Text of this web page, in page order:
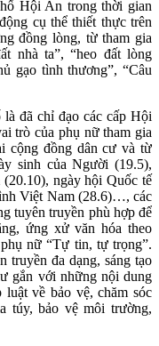
Hội An trong thời gian
cụ thể thiết thực trên
đồng lòng, từ tham gia
nhà ta”, “heo đất lòng
gạo tình thương”, “Câu
đã chỉ đạo các cấp Hội
trò của phụ nữ tham gia
cộng đồng dân cư và từ
sinh của Người (19.5),
ngày hội Quốc tế
Việt Nam (28.6)…, các
tuyên truyền phù hợp để
ứng xử văn hóa theo
nữ “Tự tin, tự trọng”.
truyền đa dạng, sáng tạo
gắn với những nội dung
về bảo vệ, chăm sóc
túy, bảo vệ môi trường,